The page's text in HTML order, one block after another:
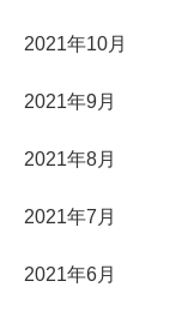
2021年10月
2021年9月
2021年8月
2021年7月
2021年6月